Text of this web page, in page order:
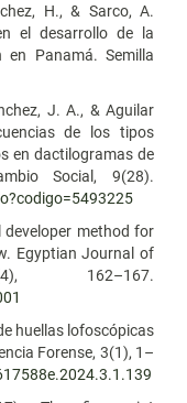
H., & Sarco, A.
el desarrollo de la
Panamá. Semilla
J. A., & Aguilar
de los tipos
en dactilogramas de
Social, 9(28).
developer method for
Egyptian Journal of
162–167.
huellas lofoscópicas
Forense, 3(1), 1–